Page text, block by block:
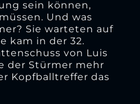
sein können,
Und was
Sie warteten auf
kam in der 32.
von Luis
der Stürmer mehr
Kopfballtreffer das